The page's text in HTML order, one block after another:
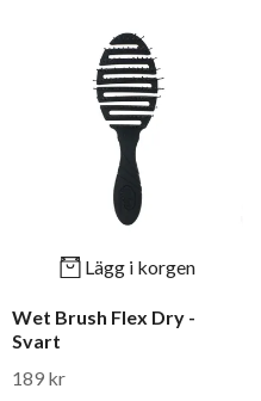
Lägg i korgen
Wet Brush Flex Dry -
Svart
189 kr